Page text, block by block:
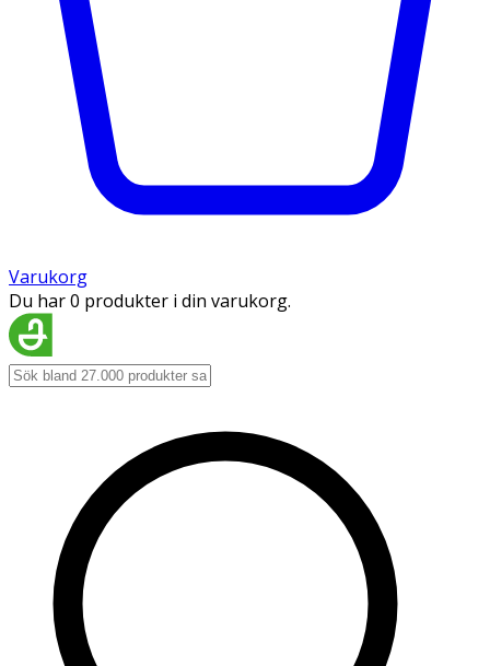
Varukorg
Du har 0 produkter i din varukorg.